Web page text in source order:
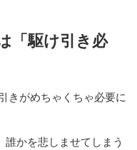
「駆け引き必
きがめちゃくちゃ必要に
かを悲しませてしまう